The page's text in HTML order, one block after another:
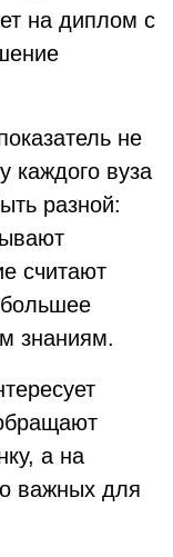
на диплом с
не
каждого вуза
разной:
считают
знаниям.
а на
важных для